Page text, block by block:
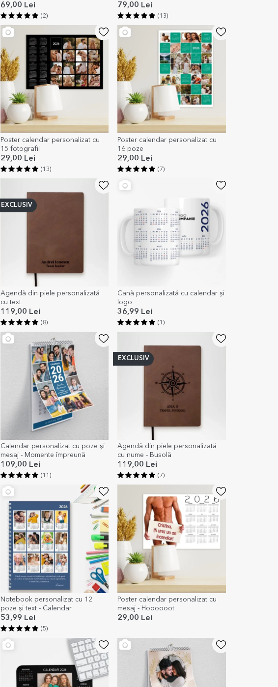
time
69,00 Lei
(2)
79,00 Lei
(13)
Poster calendar personalizat cu
15 fotografii
29,00 Lei
(13)
Poster calendar personalizat cu
16 poze
29,00 Lei
(7)
EXCLUSIV
Agendă din piele personalizată
cu text
119,00 Lei
(8)
Cană personalizată cu calendar și
logo
36,99 Lei
(1)
Calendar personalizat cu poze și
mesaj - Momente împreună
109,00 Lei
(11)
EXCLUSIV
Agendă din piele personalizată
cu nume - Busolă
119,00 Lei
(7)
Notebook personalizat cu 12
poze și text - Calendar
53,99 Lei
(5)
Poster calendar personalizat cu
mesaj - Hoooooot
29,00 Lei